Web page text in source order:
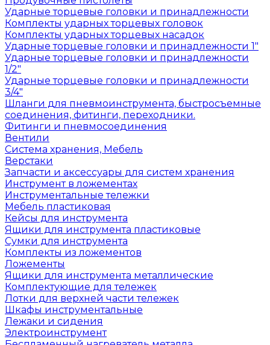
Ударные торцевые головки и принадлежности
Комплекты ударных торцевых головок
Комплекты ударных торцевых насадок
Ударные торцевые головки и принадлежности 1"
Ударные торцевые головки и принадлежности
1/2"
Ударные торцевые головки и принадлежности
3/4"
Шланги для пневмоинструмента, быстросъемные
соединения, фитинги, переходники.
Фитинги и пневмосоединения
Вентили
Система хранения, Мебель
Верстаки
Запчасти и аксессуары для систем хранения
Инструмент в ложементах
Инструментальные тележки
Мебель пластиковая
Кейсы для инструмента
Ящики для инструмента пластиковые
Сумки для инструмента
Комплекты из ложементов
Ложементы
Ящики для инструмента металлические
Комплектующие для тележек
Лотки для верхней части тележек
Шкафы инструментальные
Лежаки и сидения
Электроинструмент